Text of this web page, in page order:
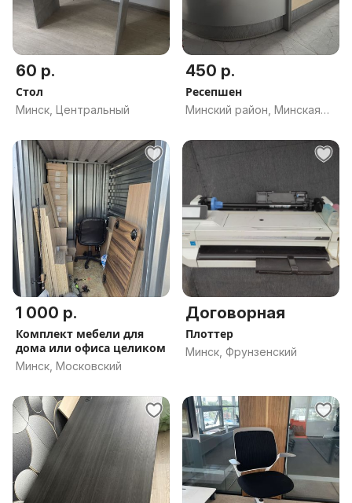
60 р.
Стол
Минск, Центральный
450 р.
Ресепшен
Минский район, Минская
1 000 р.
Комплект мебели для
дома или офиса целиком
Минск, Московский
Договорная
Плоттер
Минск, Фрунзенский